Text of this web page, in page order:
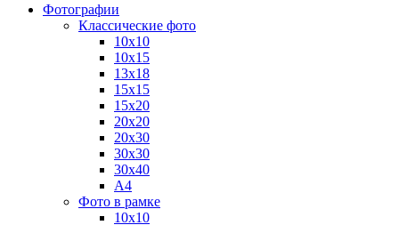
Фотографии
Классические фото
10х10
10х15
13х18
15х15
15х20
20х20
20х30
30х30
30х40
А4
Фото в рамке
10х10